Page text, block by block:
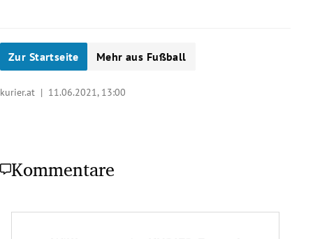
Zur Startseite Mehr aus Fußball
kurier.at | 11.06.2021, 13:00
Kommentare